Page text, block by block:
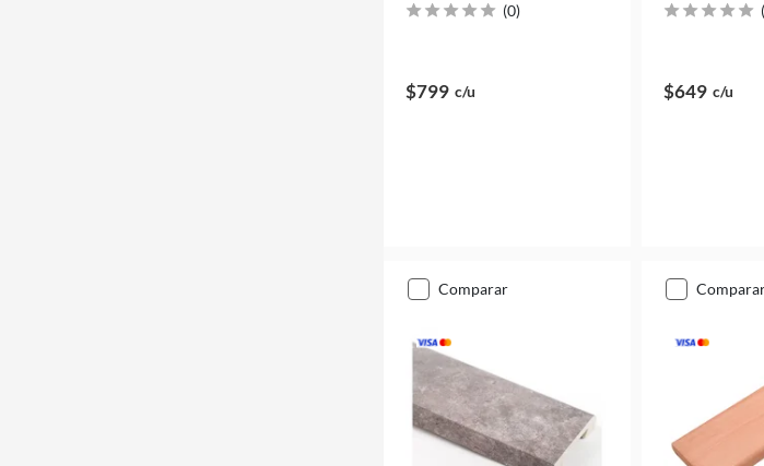
(0)
$799 c/u
(
$649 c/u
comparar